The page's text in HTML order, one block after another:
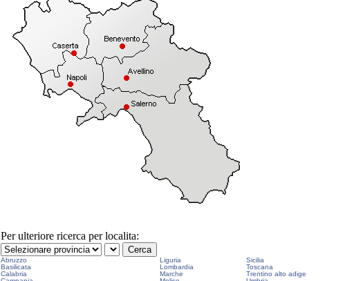
Per ulteriore ricerca per localita:
Abruzzo Liguria
Sicilia
Basilicata
Lombardia
Toscana
Calabria
Marche
Trentino alto adige